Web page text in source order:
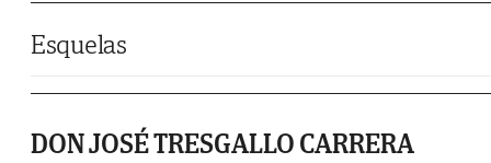
Esquelas
DON JOSÉ TRESGALLO CARRERA